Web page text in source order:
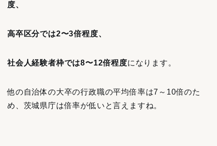
度、
高卒区分では2〜3倍程度、
社会人経験者枠では8〜12倍程度になります。
他の自治体の大卒の行政職の平均倍率は7～10倍のた
め、茨城県庁は倍率が低いと言えますね。